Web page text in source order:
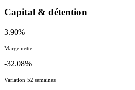
Capital & détention
3.90%
Marge nette
-32.08%
Variation 52 semaines